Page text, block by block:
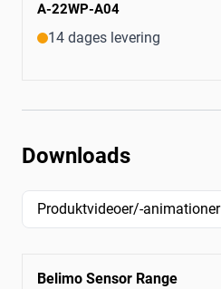
A-22WP-A04
14 dages levering
Downloads
Produktvideoer/-animationer
Belimo Sensor Range